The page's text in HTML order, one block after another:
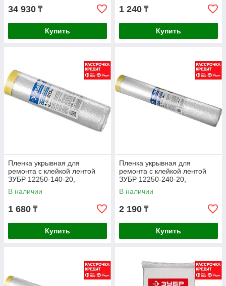
34 930 ₸
Купить
1 240 ₸
Купить
Пленка укрывная для
ремонта с клейкой лентой
ЗУБР 12250-140-20,
ПРОФЕССИОНАЛ, HDPE,
10мкм, 1,4х20м
В наличии
1 680 ₸
Купить
Пленка укрывная для
ремонта с клейкой лентой
ЗУБР 12250-240-20,
ПРОФЕССИОНАЛ, HDPE,
10мкм, 2,4х20м
В наличии
2 190 ₸
Купить